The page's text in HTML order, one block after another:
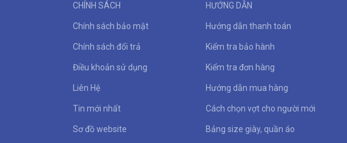
CHÍNH SÁCH
Chính sách bảo mật
Chính sách đổi trả
Điều khoản sử dụng
Liên Hệ
Tin mới nhất
Sơ đồ website
HƯỚNG DẪN
Hướng dẫn thanh toán
Kiểm tra bảo hành
Kiểm tra đơn hàng
Hướng dẫn mua hàng
Cách chọn vợt cho người mới
Bảng size giày, quần áo